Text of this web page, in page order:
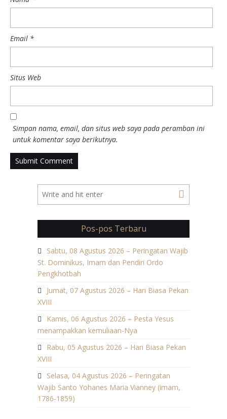
Email *
Situs Web
Simpan nama, email, dan situs web saya pada peramban ini
untuk komentar saya berikutnya.
Pos-pos Terbaru
Sabtu, 08 Agustus 2026 – Peringatan Wajib
St. Dominikus, Imam dan Pendiri Ordo
Pengkhotbah
Jumat, 07 Agustus 2026 – Hari Biasa Pekan
XVIII
Kamis, 06 Agustus 2026 – Pesta Yesus
menampakkan kemuliaan-Nya
Rabu, 05 Agustus 2026 – Hari Biasa Pekan
XVIII
Selasa, 04 Agustus 2026 – Peringatan
Wajib Santo Yohanes Maria Vianney (imam,
1786-1859)